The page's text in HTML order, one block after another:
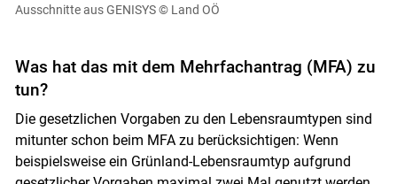
Ausschnitte aus GENISYS © Land OÖ
Was hat das mit dem Mehrfachantrag (MFA) zu
tun?
Die gesetzlichen Vorgaben zu den Lebensraumtypen sind
mitunter schon beim MFA zu berücksichtigen: Wenn
beispielsweise ein Grünland-Lebensraumtyp aufgrund